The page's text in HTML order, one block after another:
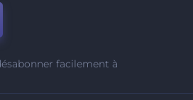
facilement à